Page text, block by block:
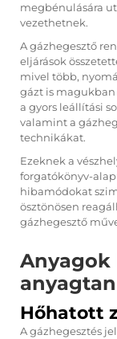
megbénulására
vezethetnek.
A gázhegesztő
eljárások
mivel több,
gázt is
a gyors leállítási
valamint a
technikákat.
Ezeknek a
forgatókönyv-
hibamódokat
ösztönösen
gázhegesztő
Anyagok
Hőhatott
A gázhegesztés